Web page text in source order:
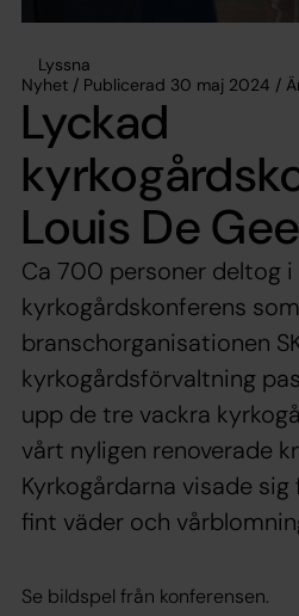
Lyssna
Nyhet / Publicerad 30 maj 2024 /
Lyckad
Louis De
Ca 700 personer deltog i
kyrkogårdskonferens
branschorganisationen
kyrkogårdsförvaltning
upp de tre vackra
vårt nyligen renoverade
Kyrkogårdarna visade
fint väder och
Se bildspel från konferensen.